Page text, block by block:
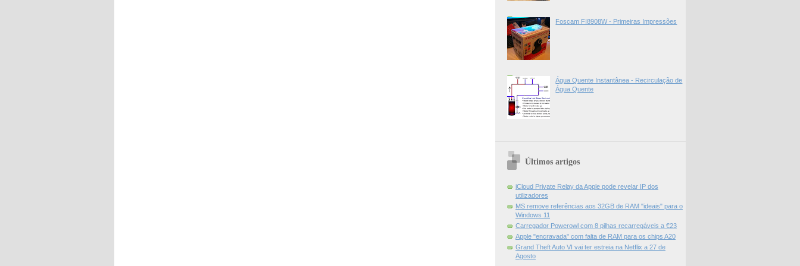
Foscam FI8908W - Primeiras Impressões
Água Quente Instantânea - Recirculação de
Água Quente
Últimos artigos
iCloud Private Relay da Apple pode revelar IP dos
utilizadores
MS remove referências aos 32GB de RAM "ideais" para o
Windows 11
Carregador Powerowl com 8 pilhas recarregáveis a €23
Apple "encravada" com falta de RAM para os chips A20
Grand Theft Auto VI vai ter estreia na Netflix a 27 de
Agosto